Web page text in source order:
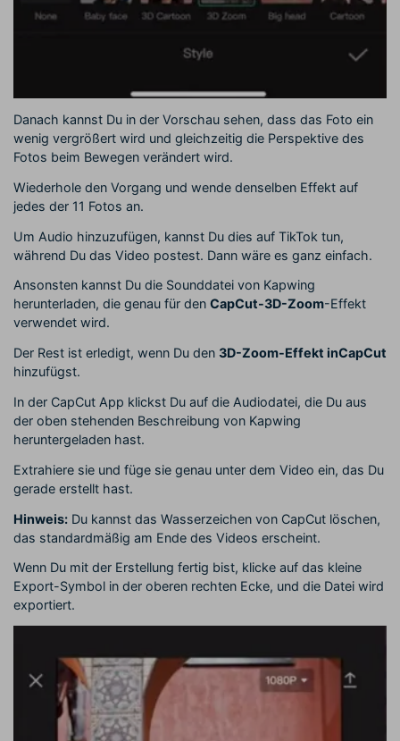
Danach kannst Du in der Vorschau sehen, dass das Foto ein
wenig vergrößert wird und gleichzeitig die Perspektive des
Fotos beim Bewegen verändert wird.
Wiederhole den Vorgang und wende denselben Effekt auf
jedes der 11 Fotos an.
Um Audio hinzuzufügen, kannst Du dies auf TikTok tun,
während Du das Video postest. Dann wäre es ganz einfach.
Ansonsten kannst Du die Sounddatei von Kapwing
herunterladen, die genau für den CapCut-3D-Zoom-Effekt
verwendet wird.
Der Rest ist erledigt, wenn Du den 3D-Zoom-Effekt inCapCut
hinzufügst.
In der CapCut App klickst Du auf die Audiodatei, die Du aus
der oben stehenden Beschreibung von Kapwing
heruntergeladen hast.
Extrahiere sie und füge sie genau unter dem Video ein, das Du
gerade erstellt hast.
Hinweis: Du kannst das Wasserzeichen von CapCut löschen,
das standardmäßig am Ende des Videos erscheint.
Wenn Du mit der Erstellung fertig bist, klicke auf das kleine
Export-Symbol in der oberen rechten Ecke, und die Datei wird
exportiert.